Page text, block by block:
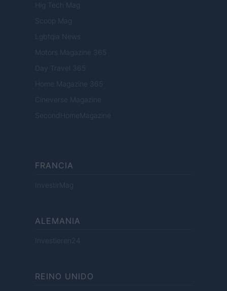
Hig Tech Mag
Scoop Mag
Lgbtqia News
Motors Magazine 365
Day Travel 365
Home Magazine 365
Cineverse Magazine
SecondHomeMagazine
FRANCIA
InvestirMag
ALEMANIA
Investieren24
REINO UNIDO